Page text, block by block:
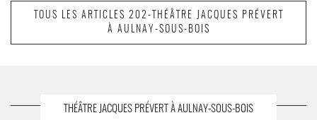
TOUS LES ARTICLES 202-THÉÂTRE JACQUES PRÉVERT
À AULNAY-SOUS-BOIS
A LIRE AUSSI SUR LA TERRASSE
THÉÂTRE JACQUES PRÉVERT À AULNAY-SOUS-BOIS